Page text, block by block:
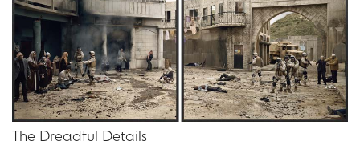
The Dreadful Details